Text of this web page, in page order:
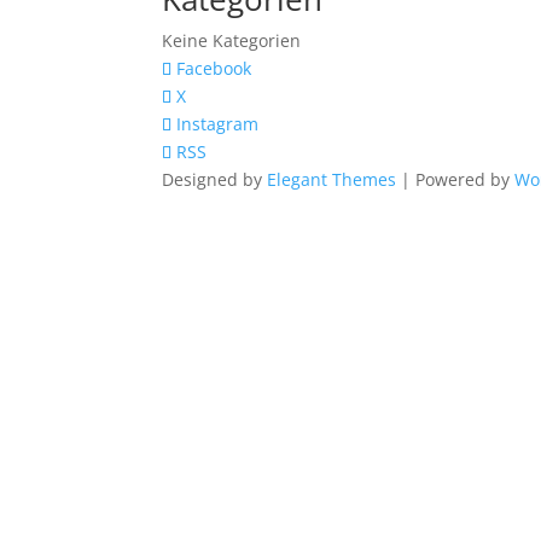
Keine Kategorien
Facebook
X
Instagram
RSS
Designed by Elegant Themes | Powered by